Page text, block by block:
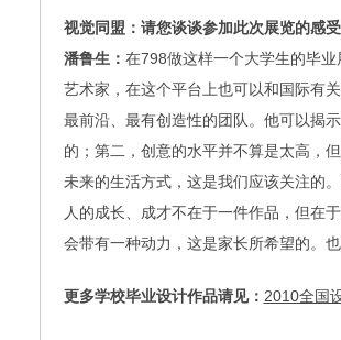
视觉同盟：请您谈谈参加此次展览的感受
潘鲁生： 在798做这样一个大学生的毕
艺术家，在这个平台上也可以和国际有
最前沿、最有创造性的团队。他可以揭
的；第二，创意的水平并不算是太高，
未来的生活方式，这是我们应该关注的
人的成长、成才不在于一件作品，但在
会带有一种动力，这是家长所希望的。
更多学校毕业设计作品请见： 2010全国